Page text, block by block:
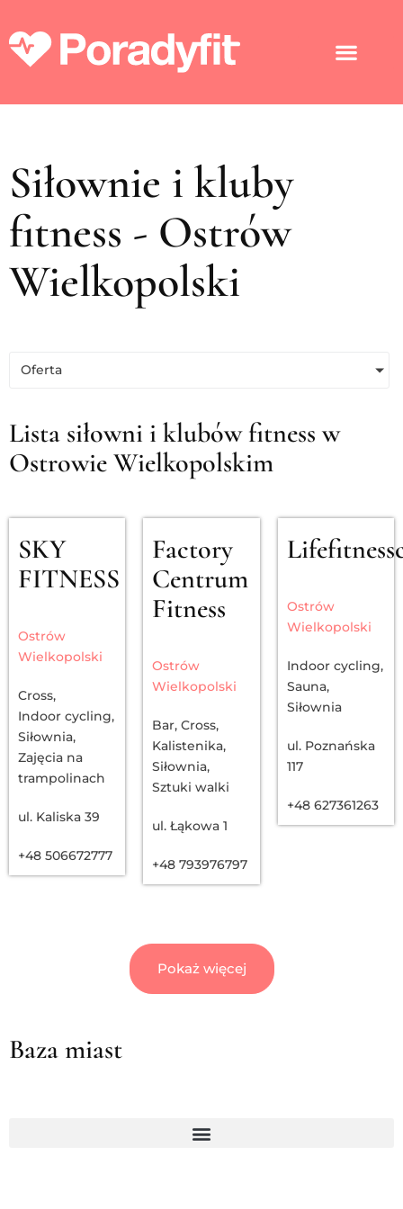
Siłownie i kluby
fitness - Ostrów
Wielkopolski
Oferta
Lista siłowni i klubów fitness w
Ostrowie Wielkopolskim
SKY
FITNESS
Ostrów
Wielkopolski
Cross,
Indoor cycling,
Siłownia,
Zajęcia na
trampolinach
ul. Kaliska 39
+48 506672777
Factory
Centrum
Fitness
Ostrów
Wielkopolski
Bar, Cross,
Kalistenika,
Siłownia,
Sztuki walki
ul. Łąkowa 1
+48 793976797
Ostrów
Wielkopolski
Indoor cycling,
Sauna,
Siłownia
ul. Poznańska
117
+48 627361263
Pokaż więcej
Baza miast